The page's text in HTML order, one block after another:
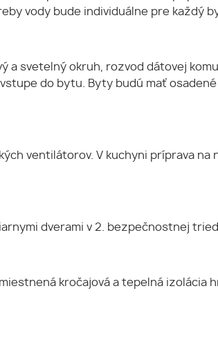
vody bude individuálne pre každý
a svetelný okruh, rozvod dátovej
do bytu. Byty budú mať
ventilátorov. V kuchyni príprava
dverami v 2. bezpečnostnej
kročajová a tepelná izolácia